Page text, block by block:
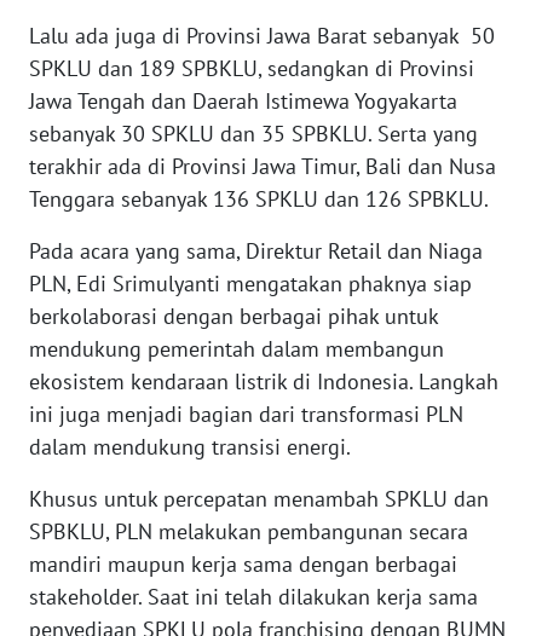
Lalu ada juga di Provinsi Jawa Barat sebanyak 50
SPKLU dan 189 SPBKLU, sedangkan di Provinsi
Jawa Tengah dan Daerah Istimewa Yogyakarta
sebanyak 30 SPKLU dan 35 SPBKLU. Serta yang
terakhir ada di Provinsi Jawa Timur, Bali dan Nusa
Tenggara sebanyak 136 SPKLU dan 126 SPBKLU.
Pada acara yang sama, Direktur Retail dan Niaga
PLN, Edi Srimulyanti mengatakan phaknya siap
berkolaborasi dengan berbagai pihak untuk
mendukung pemerintah dalam membangun
ekosistem kendaraan listrik di Indonesia. Langkah
ini juga menjadi bagian dari transformasi PLN
dalam mendukung transisi energi.
Khusus untuk percepatan menambah SPKLU dan
SPBKLU, PLN melakukan pembangunan secara
mandiri maupun kerja sama dengan berbagai
stakeholder. Saat ini telah dilakukan kerja sama
penyediaan SPKLU pola franchising dengan BUMN
JATENG
WN
NUSANTARA
WN
WN
JATIM
WN
BALI
KALBAR
WN
KALTENG